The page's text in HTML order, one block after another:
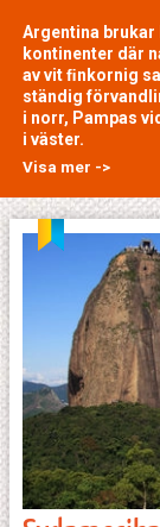
Argentina brukar
kontinenter där
av vit ﬁnkornig
ständig
i norr, Pampas
i väster.
Visa mer ->